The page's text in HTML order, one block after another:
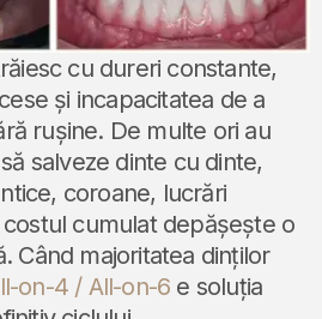
cu dureri constante,
și incapacitatea de a
rușine. De multe ori au
salveze dinte cu dinte,
coroane, lucrări
cumulat depășește o
Când majoritatea dinților
on-4 / All-on-6 e soluția